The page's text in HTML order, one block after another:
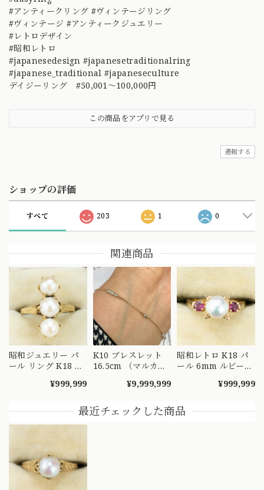
#アンティークリング #ヴィンテージリング
#ヴィンテージ #アンティークジュエリー
#レトロデザイン
#昭和レトロ
#japanesedesign #japanesetraditionalring
#japanese_traditional #japaneseculture
デイジーリング #50,001～100,000円
この商品をアプリで見る
通報する
ショップの評価
すべて 203 1 0
関連商品
昭和ジュエリー パ
ール リング K18 ヴ
トロ 月桂樹モチー
珠 真珠 ゴールド 指
¥999,999
K10 ブレスレット
16.5cm （マルカン
ール ステーション
OBT00003
¥9,999,999
昭和レトロ K18 パ
ール 6mm ルビー
珠とルビーが彩るヴ
ー MOR00701
¥999,999
最近チェックした商品